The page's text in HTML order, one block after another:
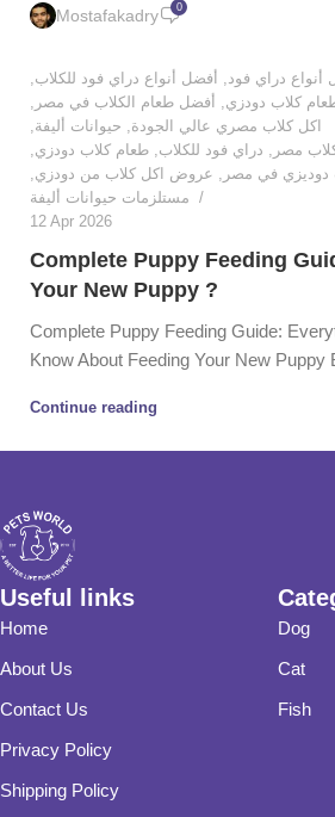
Mostafakadry 0
أنواع دراي فود, أفضل أنواع دراي فود للكلاب,
كلاب دودزي, أفضل طعام الكلاب في مصر ,
اكل كلاب مصري عالي الجودة, حيوانات أليفة,
مصر , دراي فود للكلاب, طعام كلاب دودزي,
دوديزي في مصر , عروض اكل كلاب من دودزي,
مستلزمات حيوانات أليفة
12 Apr 2026
Complete Puppy Feeding
Your New Puppy ?
Complete Puppy Feeding Guide:
Know About Feeding Your New Puppy
Continue reading
Useful links
Home
About Us
Contact Us
Privacy Policy
Shipping Policy
Dog
Cat
Fish